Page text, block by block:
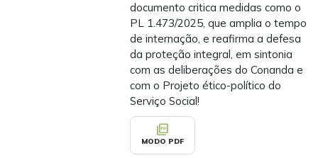
documento critica medidas como o
PL 1.473/2025, que amplia o tempo
de internação, e reafirma a defesa
da proteção integral, em sintonia
com as deliberações do Conanda e
com o Projeto ético-político do
Serviço Social!
picture_as_pdf
MODO PDF